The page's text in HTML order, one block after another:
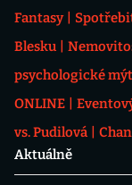
Fantasy
Blesku
psychologické
ONLINE
vs. Pudilová
Aktuálně